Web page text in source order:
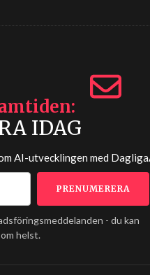
IDAG
AI-utvecklingen med
- du kan
helst.